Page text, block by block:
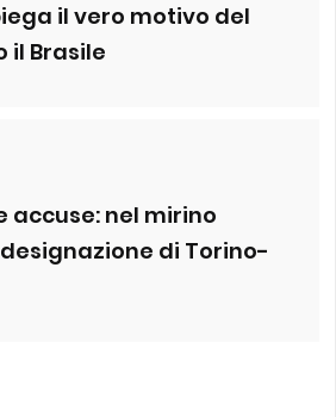
il vero motivo del
Brasile
accuse: nel mirino
di Torino-